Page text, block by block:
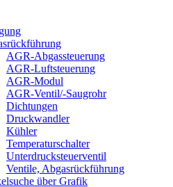
AGR-Abgassteuerung
AGR-Luftsteuerung
AGR-Modul
AGR-Ventil/-Saugrohr
Dichtungen
Druckwandler
Kühler
Temperaturschalter
Unterdrucksteuerventil
Ventile, Abgasrückführung
über Grafik